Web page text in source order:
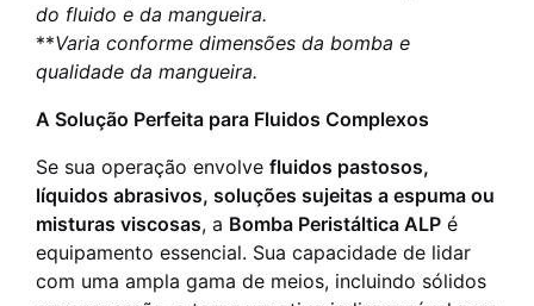
do fluido e da mangueira.
**Varia conforme dimensões da bomba e
qualidade da mangueira.
A Solução Perfeita para Fluidos Complexos
Se sua operação envolve fluidos pastosos,
líquidos abrasivos, soluções sujeitas a espuma ou
misturas viscosas, a Bomba Peristáltica ALP é
equipamento essencial. Sua capacidade de lidar
com uma ampla gama de meios, incluindo sólidos